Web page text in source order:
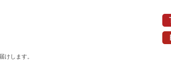
けします。